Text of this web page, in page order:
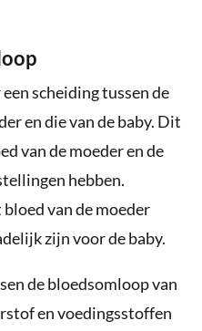
scheiding tussen de
en die van de baby. Dit
van de moeder en de
hebben.
van de moeder
zijn voor de baby.
de bloedsomloop van
en voedingsstoffen